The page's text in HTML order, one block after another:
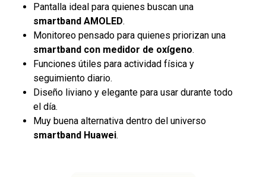
Pantalla ideal para quienes buscan una
smartband AMOLED.
Monitoreo pensado para quienes priorizan una
smartband con medidor de oxígeno.
Funciones útiles para actividad física y
seguimiento diario.
Diseño liviano y elegante para usar durante todo
el día.
Muy buena alternativa dentro del universo
smartband Huawei.